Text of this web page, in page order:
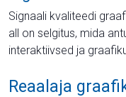
Signaali kvaliteedi
all on selgitus, mida
interaktiivsed ja
Reaalaja